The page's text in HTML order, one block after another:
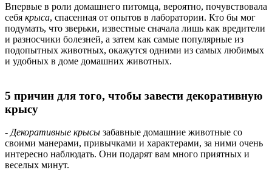
Впервые в роли домашнего питомца, вероятно, почувствовала
себя крыса, спасенная от опытов в лаборатории. Кто бы мог
подумать, что зверьки, известные сначала лишь как вредители
и разносчики болезней, а затем как самые популярные из
подопытных животных, окажутся одними из самых любимых
и удобных в доме домашних животных.
5 причин для того, чтобы завести декоративную
крысу
- Декоративные крысы забавные домашние животные со
своими манерами, привычками и характерами, за ними очень
интересно наблюдать. Они подарят вам много приятных и
веселых минут.